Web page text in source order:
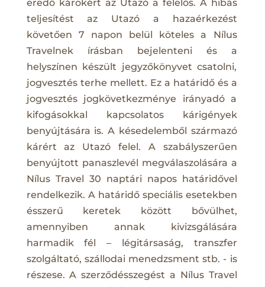
eredő károkért az Utazó a felelős. A hibás
teljesítést az Utazó a hazaérkezést
követően 7 napon belül köteles a Nílus
Travelnek írásban bejelenteni és a
helyszínen készült jegyzőkönyvet csatolni,
jogvesztés terhe mellett. Ez a határidő és a
jogvesztés jogkövetkezménye irányadó a
kifogásokkal kapcsolatos kárigények
benyújtására is. A késedelemből származó
kárért az Utazó felel. A szabályszerűen
benyújtott panaszlevél megválaszolására a
Nílus Travel 30 naptári napos határidővel
rendelkezik. A határidő speciális esetekben
ésszerű keretek között bővülhet,
amennyiben annak kivizsgálására
harmadik fél – légitársaság, transzfer
szolgáltató, szállodai menedzsment stb. - is
részese. A szerződésszegést a Nílus Travel